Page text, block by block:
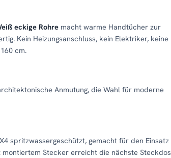
eckige Rohre macht warme Handtücher zur
Kein Heizungsanschluss, kein Elektriker, keine
cm.
Anmutung, die Wahl für moderne
spritzwassergeschützt, gemacht für den Einsatz
Stecker erreicht die nächste